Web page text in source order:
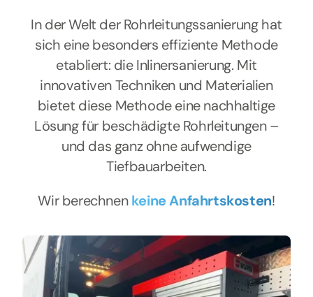
In der Welt der Rohrleitungssanierung hat
sich eine besonders effiziente Methode
etabliert: die Inlinersanierung. Mit
innovativen Techniken und Materialien
bietet diese Methode eine nachhaltige
Lösung für beschädigte Rohrleitungen –
und das ganz ohne aufwendige
Tiefbauarbeiten.
Wir berechnenkeine Anfahrtskosten!